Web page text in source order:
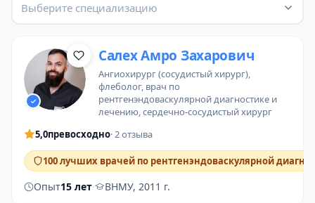
Выберите специализацию
Салех Амро Захарович
ангиохирург (сосудистый хирург),
флеболог, врач по
рентгенэндоваскулярной диагностике и
лечению,сердечно-сосудистый хирург
5,0превосходно· 2 отзыва
100 лучших врачей по рентгенэндоваскулярной
Опыт15 лет· ВНМУ, 2011 г.